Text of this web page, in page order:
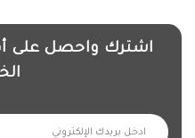
اشترك واحصل على